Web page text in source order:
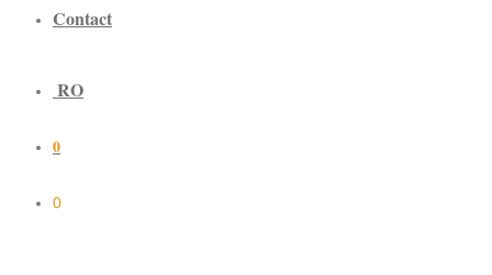
Contact
RO
0
0